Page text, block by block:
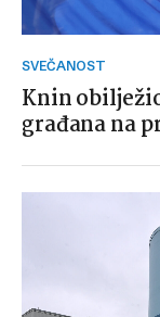
SVEČANOST
Knin
građana na